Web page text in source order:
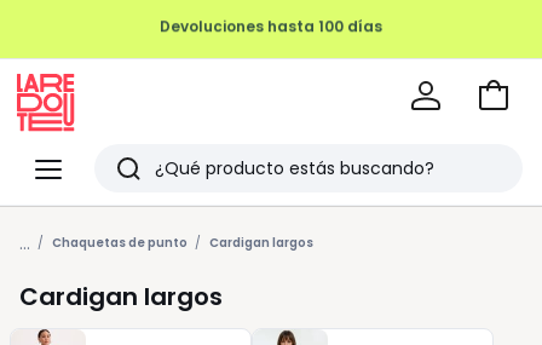
REMATE FINAL HASTA -70%
Menu
Redoute
Buscar
Últimos
artículos
vistos
Ir
... Chaquetas de punto Cardigan largos
Cardigan largos